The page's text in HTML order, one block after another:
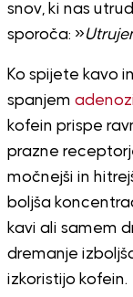
snov, ki nas
sporoča: »
Ko spijete kavo
spanjem
kofein prispe
prazne
močnejši in
boljša
kavi ali samem
dremanje
izkoristijo kofein.